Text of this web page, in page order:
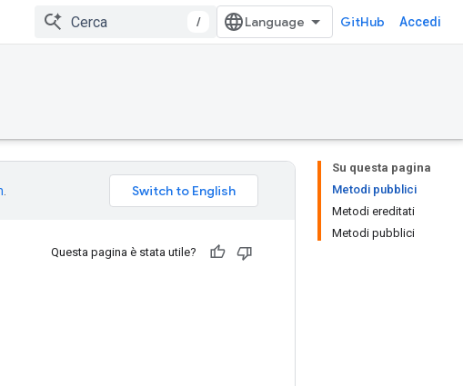
/ GitHub Accedi
Su questa pagina
Metodi pubblici
Metodi ereditati
Metodi pubblici
Questa pagina è stata utile?